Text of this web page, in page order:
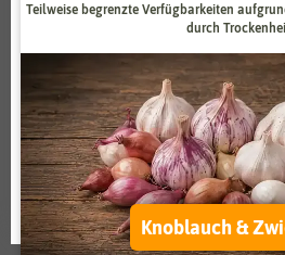
Vergrößern durch
Cosmea Polidor
3,19 €
*
* inkl. 7% MwSt. zzgl.
Alle
Alle
Auswahl
Teilweise begrenzte Verfügbarkeiten
durch
Knoblauch &